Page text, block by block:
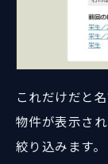
これだけだと
物件が表示さ
絞り込みます。